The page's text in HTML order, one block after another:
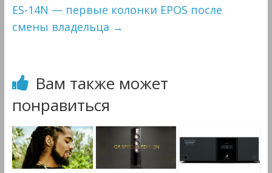
ES-14N — первые колонки EPOS после
смены владельца →
Вам также может
понравиться